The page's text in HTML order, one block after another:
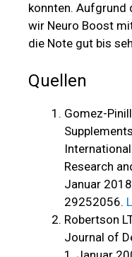
konnten. Aufgrund
wir Neuro Boost
die Note gut bis
Quellen
Gomez-
Research
Januar
29252056.
Robertson
Journal of